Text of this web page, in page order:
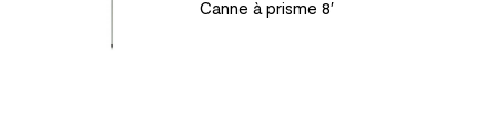
Canne à prisme 8′